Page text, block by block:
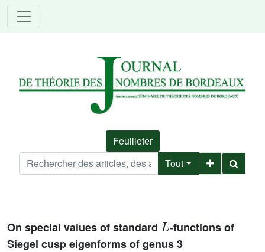
Feuilleter
Tout
On special values of standard
-functions of
Siegel cusp eigenforms of genus 3